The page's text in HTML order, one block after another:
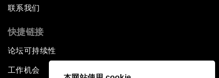
联系我们
快捷链接
论坛可持续性
工作机会